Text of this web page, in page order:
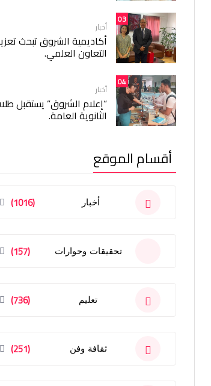
03
أخبار
أكاديمية الشروق تبحث
التعاون العلمي.
04
أخبار
“إعلام الشروق” يستقبل
الثانوية العامة.
أقسام الموقع
أخبار (1016)
تحقيقات وحوارات (157)
تعليم (736)
ثقافة وفن (251)